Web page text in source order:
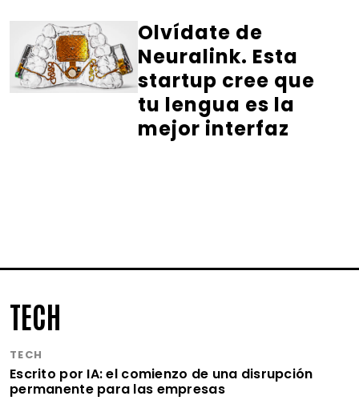
Olvídate de
Neuralink. Esta
startup cree que
tu lengua es la
mejor interfaz
TECH
TECH
Escrito por IA: el comienzo de una disrupción
permanente para las empresas